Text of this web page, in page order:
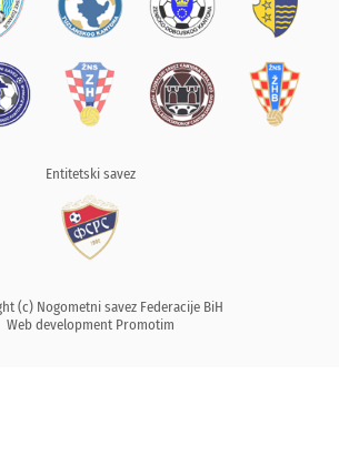
Entitetski savez
(c) Nogometni savez Federacije BiH
Web development Promotim